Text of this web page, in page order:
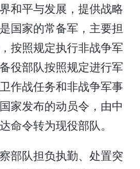
和平与发展，提供战略
国家的常备军，主要担
按照规定执行非战争军
役部队按照规定进行军
作战任务和非战争军事
家发布的动员令，由中
命令转为现役部队。
部队担负执勤、处置突